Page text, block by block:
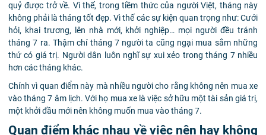
quỷ được trở về. Vì thế, trong tiềm thức của người Việt, tháng này
không phải là tháng tốt đẹp. Vì thế các sự kiện quan trọng như: Cưới
hỏi, khai trương, lên nhà mới, khởi nghiệp… mọi người đều tránh
tháng 7 ra. Thậm chí tháng 7 người ta cũng ngại mua sắm những
thứ có giá trị. Người dân luôn nghĩ sự xui xẻo trong tháng 7 nhiều
hơn các tháng khác.
Chính vì quan điểm này mà nhiều người cho rằng không nên mua xe
vào tháng 7 âm lịch. Với họ mua xe là việc sở hữu một tài sản giá trị,
một khởi đầu mới nên không muốn mua vào tháng 7.
Quan điểm khác nhau về việc nên hay không